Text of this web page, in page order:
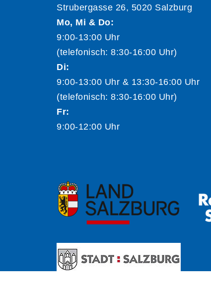
Strubergasse 26, 5020 Salzburg
Mo, Mi & Do:
9:00-13:00 Uhr
(telefonisch: 8:30-16:00 Uhr)
Di:
9:00-13:00 Uhr & 13:30-16:00 Uhr
(telefonisch: 8:30-16:00 Uhr)
Fr:
9:00-12:00 Uhr